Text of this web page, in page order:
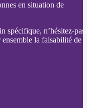
en situation de
spécifique, n’hésitez-pas
la faisabilité de